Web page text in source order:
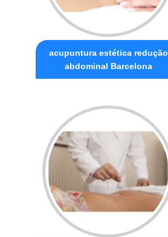
acupuntura estética redução
abdominal Barcelona